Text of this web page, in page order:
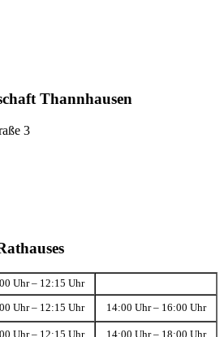
Thannhausen
3
Uhr – 12:15 Uhr
Uhr – 12:15 Uhr 14:00 Uhr – 16:00 Uhr